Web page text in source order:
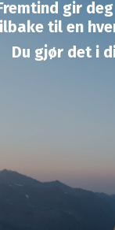
gir
til en
Du gjør det i